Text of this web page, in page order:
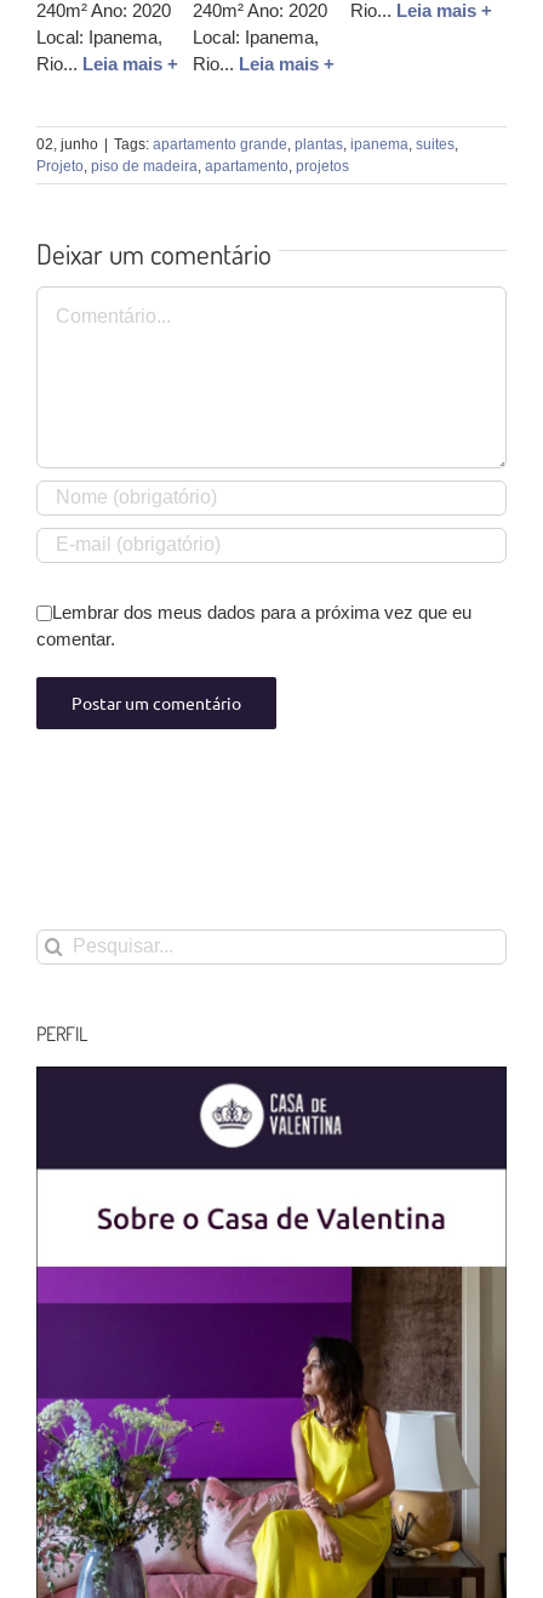
240m² Ano: 2020
Local: Ipanema,
Rio... Leia mais +
240m² Ano: 2020
Local: Ipanema,
Rio... Leia mais +
Rio... Leia mais +
02, junho Tags: apartamento grande, plantas, ipanema, suites,
Projeto, piso de madeira, apartamento, projetos
Deixar um comentário
Comentário
Lembrar dos meus dados para a próxima vez que eu
comentar.
Buscar
resultados
PERFIL